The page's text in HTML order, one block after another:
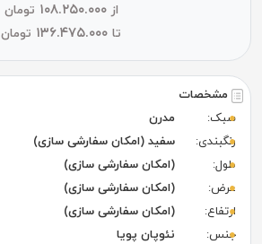
مشخصات
سبک:
مدرن
رنگبندی:
سفید (امکان سفارشی سازی)
طول:
(امکان سفارشی سازی)
عرض:
(امکان سفارشی سازی)
ارتفاع:
(امکان سفارشی سازی)
جنس:
نئوپان پویا
از ۱۰۸.۲۵۰.۰۰۰
تومان
تا
تومان